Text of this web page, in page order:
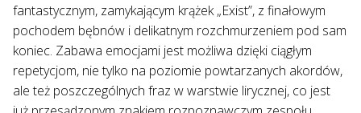
fantastycznym, zamykającym krążek „Exist”, z finałowym
pochodem bębnów i delikatnym rozchmurzeniem pod sam
koniec. Zabawa emocjami jest możliwa dzięki ciągłym
repetycjom, nie tylko na poziomie powtarzanych akordów,
ale też poszczególnych fraz w warstwie lirycznej, co jest